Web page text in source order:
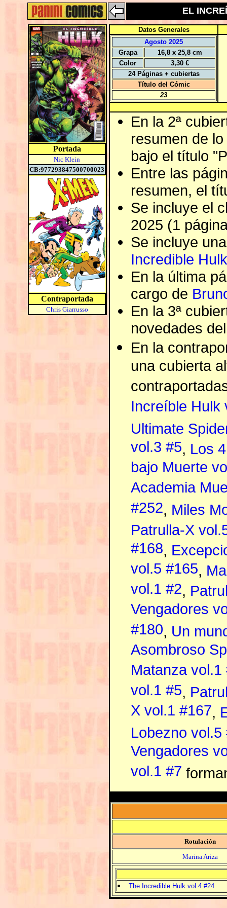
EL
Portada
Nic Klein
CB:977293847500700023
Contraportada
Chris Giarrusso
Datos Generales
Agosto 2025
Grapa
16,8 x 25,8 cm
Color
3,30 €
24 Páginas + cubiertas
Título del Cómic
23
En la 2ª
resumen de
bajo el título
Entre las
resumen, el
Se incluye el
2025 (1
Se incluye
Incredible
En la última
cargo de
En la 3ª
novedades
En la
una cubierta
Increíble Hulk
Ultimate
vol.3 #5, Los
bajo Muerte
Academia
#252, Miles
Patrulla-X
#168,
vol.5 #165,
vol.1 #2,
Vengadores
#180, Un
Asombroso
Matanza vol.1
vol.1 #5,
X vol.1 #167,
Lobezno vol.5
Vengadores
vol.1 #7
Rotulación
Marina Ariza
The Incredible Hulk vol.4 #24